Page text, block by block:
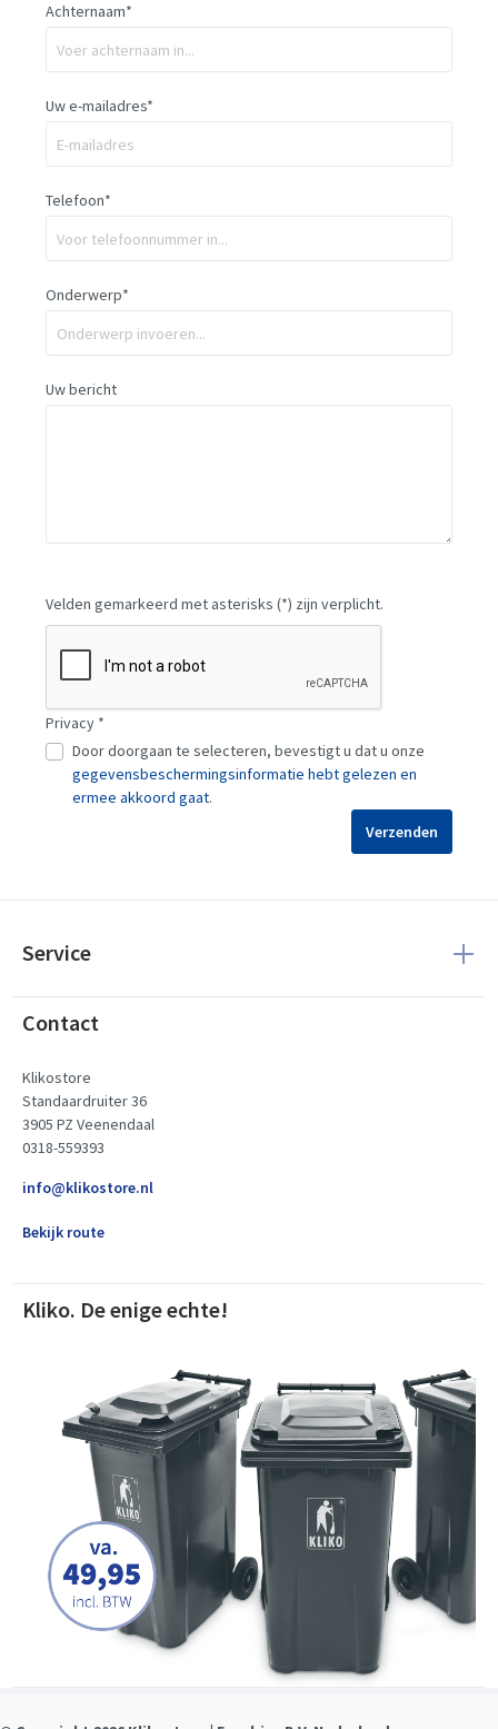
Achternaam*
Uw e-mailadres*
Telefoon*
Onderwerp*
Uw bericht
Velden gemarkeerd met asterisks (*) zijn verplicht.
Privacy *
Door doorgaan te selecteren, bevestigt u dat u onze
gegevensbeschermingsinformatie hebt gelezen en
ermee akkoord gaat.
Verzenden
Service
Contact
Klikostore
Standaardruiter 36
3905 PZ Veenendaal
0318-559393
info@klikostore.nl
Bekijk route
Kliko. De enige echte!